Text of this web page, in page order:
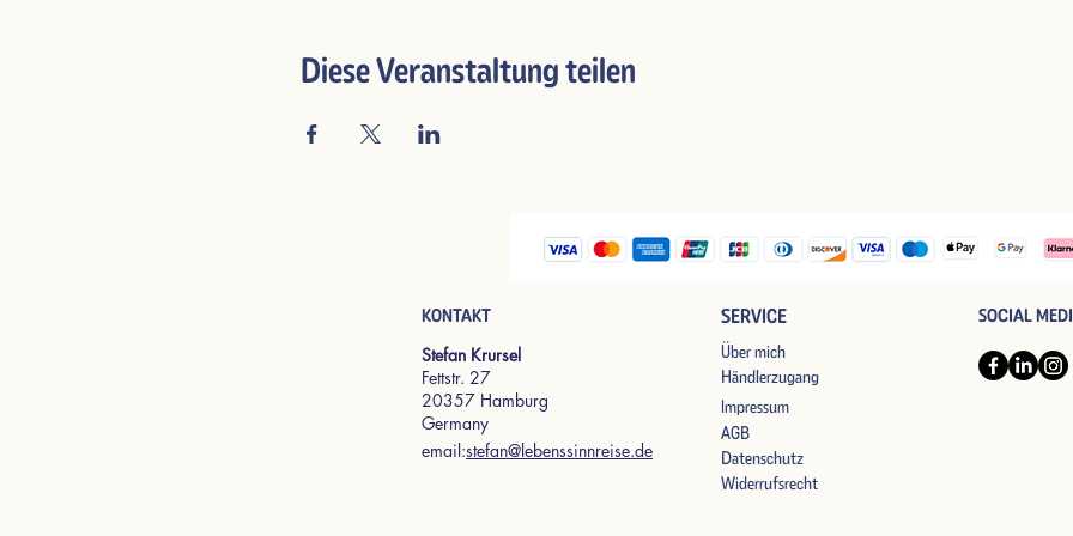
Diese Veranstaltung teilen
KONTAKT​
Stefan Krursel
Fettstr. 27
20357 Hamburg
Germany
email:stefan@lebenssinnreise.de
SERVICE
Über mich
Impressum
AGB
Datenschutz
Widerrufsrecht
SOCIAL
Händlerzugang